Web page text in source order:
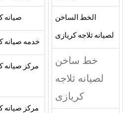
الخط الساخن
لصيانه ثلاجه كريازى
خط ساخن
لصيانه ثلاجه
كريازى
صيانه
خدمه صيانه
مركز صيانه
مركز صيانه